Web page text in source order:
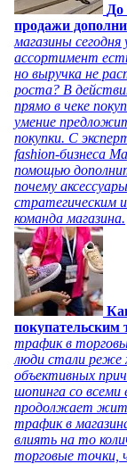
До
продажи
магазины
ассортимент
но выручка не
роста? В
прямо в чеке
умение
покупки. С
fashion-бизнеса
помощью
почему
стратегическим
команда магазина.
покупательским
трафик в
люди стали реже
объективных
шопинга со
продолжает жить
трафик в
влиять на то
торговые точки,